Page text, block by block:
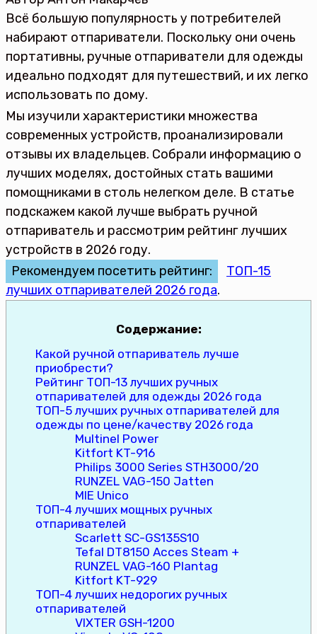
Всё большую популярность у потребителей
набирают отпариватели. Поскольку они очень
портативны, ручные отпариватели для одежды
идеально подходят для путешествий, и их легко
использовать по дому.
Мы изучили характеристики множества
современных устройств, проанализировали
отзывы их владельцев. Собрали информацию о
лучших моделях, достойных стать вашими
помощниками в столь нелегком деле. В статье
подскажем какой лучше выбрать ручной
отпариватель и рассмотрим рейтинг лучших
устройств в 2026 году.
Рекомендуем посетить рейтинг:
ТОП-15
лучших отпаривателей 2026 года.
Содержание:
Какой ручной отпариватель лучше
приобрести?
Рейтинг ТОП-13 лучших ручных
отпаривателей для одежды 2026 года
ТОП-5 лучших ручных отпаривателей для
одежды по цене/качеству 2026 года
Multinel Power
Kitfort KT-916
Philips 3000 Series STH3000/20
RUNZEL VAG-150 Jatten
MIE Unico
ТОП-4 лучших мощных ручных
отпаривателей
Scarlett SC-GS135S10
Tefal DT8150 Acces Steam +
RUNZEL VAG-160 Plantag
Kitfort KT-929
ТОП-4 лучших недорогих ручных
отпаривателей
VIXTER GSH-1200